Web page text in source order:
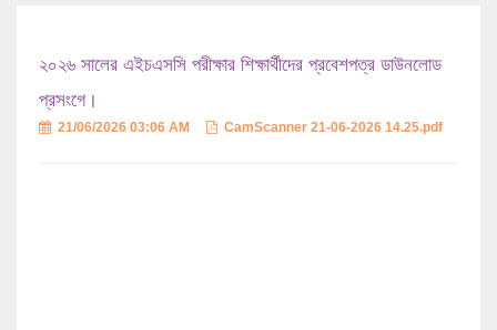
২০২৬ সালের এইচএসসি পরীক্ষার শিক্ষার্থীদের প্রবেশপত্র ডাউনলোড
প্রসংগে।
21/06/2026 03:06 AM CamScanner 21-06-2026 14.25.pdf